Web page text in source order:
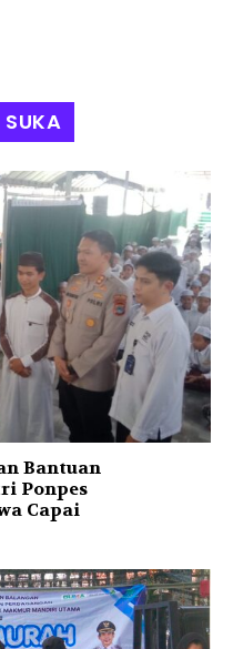
Bantuan
Ponpes
Capai